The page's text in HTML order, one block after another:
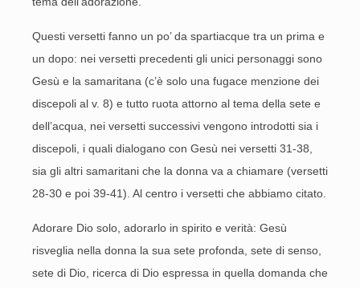
Questi versetti fanno un po’ da spartiacque tra un prima e
un dopo: nei versetti precedenti gli unici personaggi sono
Gesù e la samaritana (c’è solo una fugace menzione dei
discepoli al v. 8) e tutto ruota attorno al tema della sete e
dell’acqua, nei versetti successivi vengono introdotti sia i
discepoli, i quali dialogano con Gesù nei versetti 31-38,
sia gli altri samaritani che la donna va a chiamare (versetti
28-30 e poi 39-41). Al centro i versetti che abbiamo citato.
Adorare Dio solo, adorarlo in spirito e verità: Gesù
risveglia nella donna la sua sete profonda, sete di senso,
sete di Dio, ricerca di Dio espressa in quella domanda che